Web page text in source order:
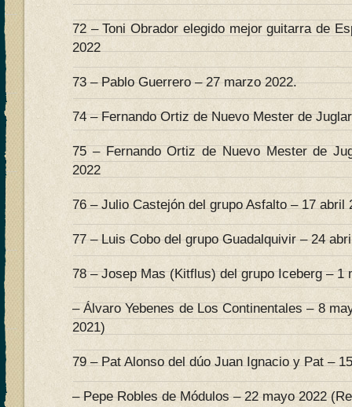
72 – Toni Obrador elegido mejor guitarra de
2022
73 – Pablo Guerrero – 27 marzo 2022.
74 – Fernando Ortiz de Nuevo Mester de
75 – Fernando Ortiz de Nuevo Mester de
2022
76 – Julio Castejón del grupo Asfalto – 17 abril
77 – Luis Cobo del grupo Guadalquivir – 24
78 – Josep Mas (Kitflus) del grupo Iceberg – 1
– Álvaro Yebenes de Los Continentales – 8
2021)
79 – Pat Alonso del dúo Juan Ignacio y Pat –
– Pepe Robles de Módulos – 22 mayo 2022